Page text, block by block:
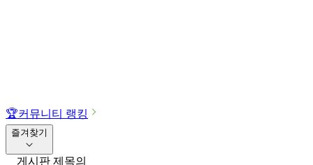
🏆커뮤니티 랭킹
즐겨찾기
게시판 제목의